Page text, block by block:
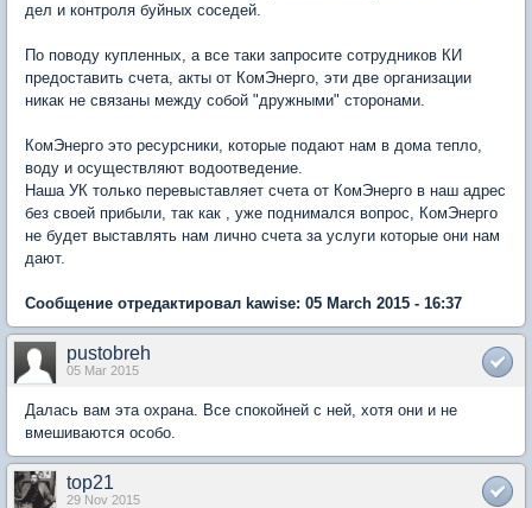
дел и контроля буйных соседей.
По поводу купленных, а все таки запросите сотрудников КИ
предоставить счета, акты от КомЭнерго, эти две организации
никак не связаны между собой "дружными" сторонами.
КомЭнерго это ресурсники, которые подают нам в дома тепло,
воду и осуществляют водоотведение.
Наша УК только перевыставляет счета от КомЭнерго в наш адрес
без своей прибыли, так как , уже поднимался вопрос, КомЭнерго
не будет выставлять нам лично счета за услуги которые они нам
дают.
Сообщение отредактировал kawise: 05 March 2015 - 16:37
pustobreh
05 Mar 2015
Далась вам эта охрана. Все спокойней с ней, хотя они и не
вмешиваются особо.
top21
29 Nov 2015